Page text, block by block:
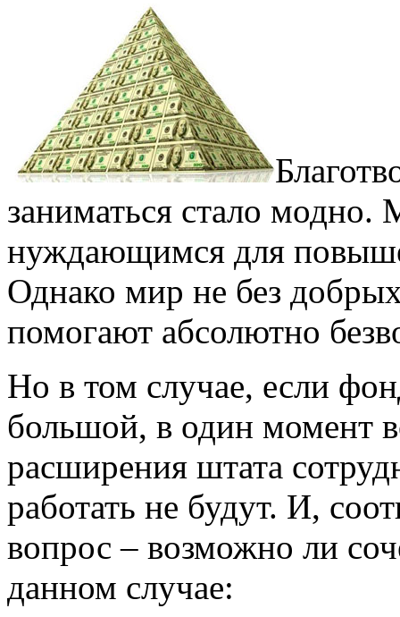
заниматься стало
нуждающимся для
Однако мир не без
помогают абсолютно
Но в том случае, если
большой, в один момент
расширения штата
работать не будут. И,
вопрос – возможно ли
данном случае: